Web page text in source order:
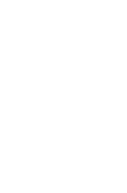
Profile